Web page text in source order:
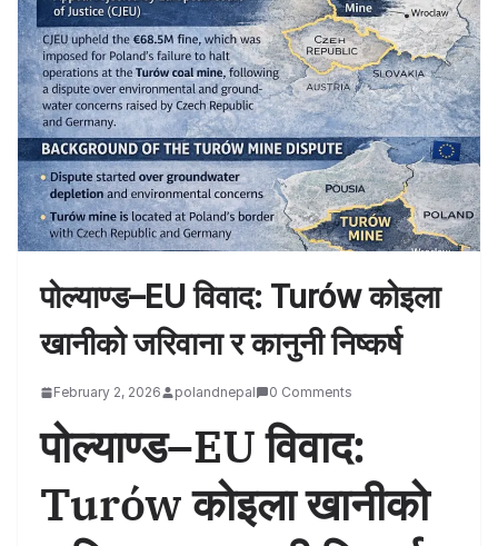
पोल्याण्ड–EU विवाद: Turów कोइला
खानीको जरिवाना र कानुनी निष्कर्ष
February 2, 2026 polandnepal 0 Comments
पोल्याण्ड–EU विवाद:
Turów कोइला खानीको